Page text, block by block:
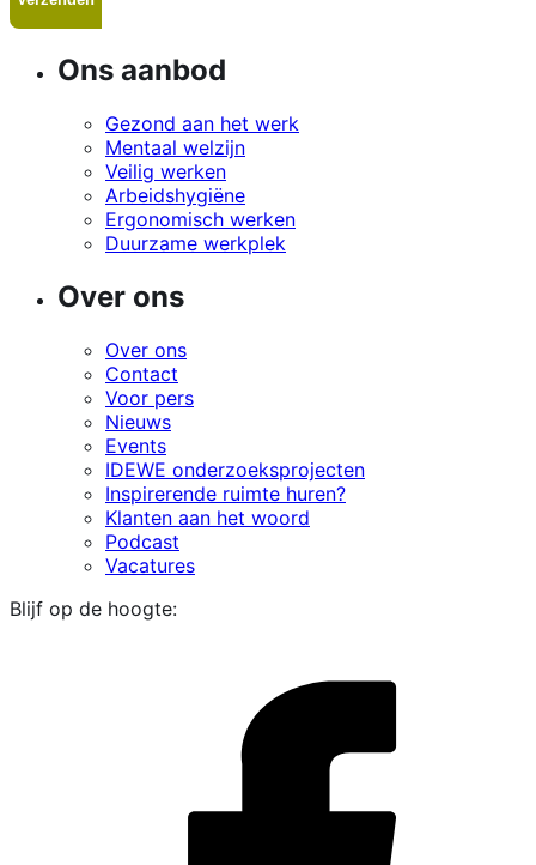
Ons aanbod
Gezond aan het werk
Mentaal welzijn
Veilig werken
Arbeidshygiëne
Ergonomisch werken
Duurzame werkplek
Over ons
Over ons
Contact
Voor pers
Nieuws
Events
IDEWE onderzoeksprojecten
Inspirerende ruimte huren?
Klanten aan het woord
Podcast
Vacatures
Blijf op de hoogte: